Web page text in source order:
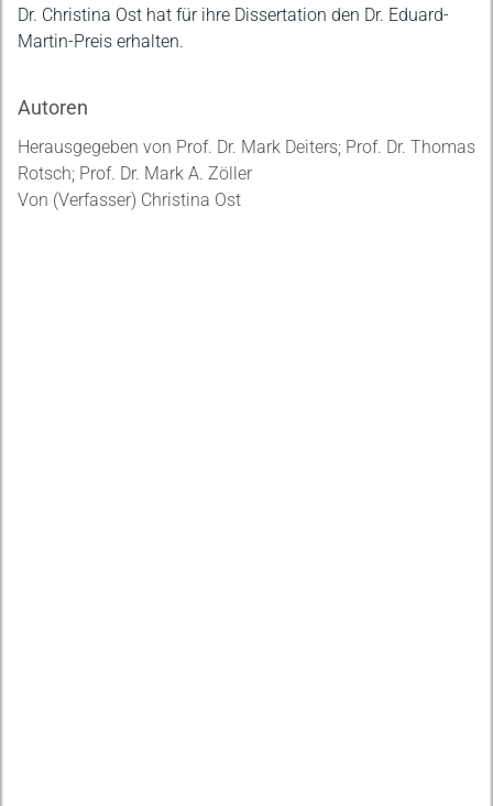
Dr. Christina Ost hat für ihre Dissertation den Dr. Eduard-
Martin-Preis erhalten.
Autoren
Herausgegeben von Prof. Dr. Mark Deiters; Prof. Dr. Thomas
Rotsch; Prof. Dr. Mark A. Zöller
Von (Verfasser) Christina Ost